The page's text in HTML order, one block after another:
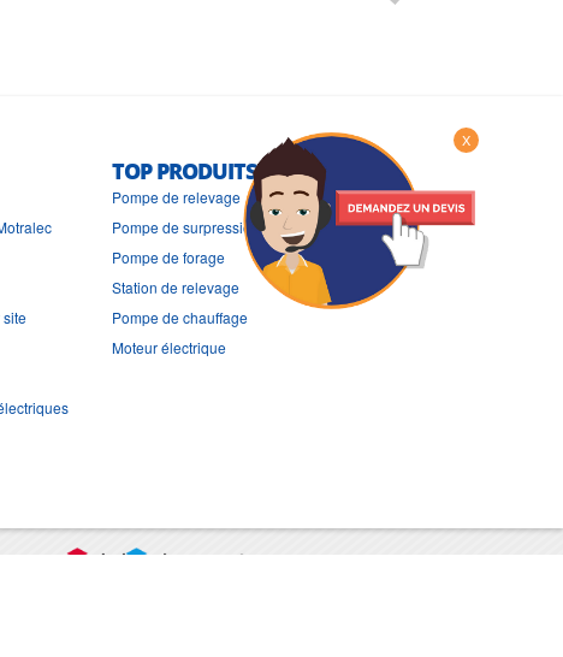
site
TOP PRODUITS
Pompe de relevage
Pompe de surpression
Pompe de forage
Station de relevage
Pompe de chauffage
Moteur électrique
X